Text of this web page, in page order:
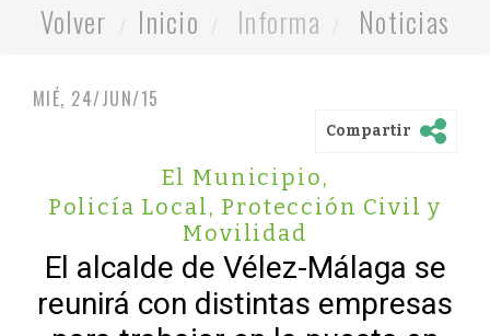
Volver Inicio Informa Noticias
MIÉ, 24/JUN/15
Compartir
El Municipio,
Policía Local, Protección Civil y
Movilidad
El alcalde de Vélez-Málaga se
reunirá con distintas empresas